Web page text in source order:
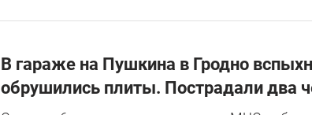
В гараже на Пушкина в Гродно
обрушились плиты. Пострадали два